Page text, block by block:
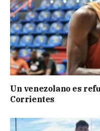
Un venezolano es
Corrientes